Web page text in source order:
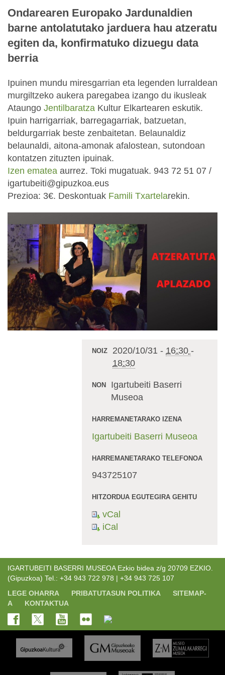
Ondarearen Europako Jardunaldien
barne antolatutako jarduera hau atzeratu
egiten da, konfirmatuko dizuegu data
berria
Ipuinen mundu miresgarrian eta legenden lurraldean
murgiltzeko aukera paregabea izango du ikusleak
Ataungo Jentilbaratza Kultur Elkartearen eskutik.
Ipuin harrigarriak, barregagarriak, batzuetan,
beldurgarriak beste zenbaitetan. Belaunaldiz
belaunaldi, aitona-amonak afalostean, sutondoan
kontatzen zituzten ipuinak.
Izen ematea aurrez. Toki mugatuak. 943 72 51 07 /
igartubeiti@gipuzkoa.eus
Prezioa: 3€. Deskontuak Famili Txartelarekin.
NOIZ 2020/10/31 - 16:30 -
18:30
NON
Igartubeiti Baserri
Museoa
HARREMANETARAKO IZENA
Igartubeiti Baserri Museoa
HARREMANETARAKO TELEFONOA
943725107
HITZORDUA EGUTEGIRA GEHITU
vCal
iCal
IGARTUBEITI BASERRI MUSEOA Ezkio bidea z/g 20709 EZKIO.
(Gipuzkoa) Tel.: +34 943 722 978 | +34 943 725 107
LEGE OHARRA
PRIBATUTASUN POLITIKA
SITEMAP-
A
KONTAKTUA